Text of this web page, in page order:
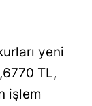
yeni
TL,
işlem